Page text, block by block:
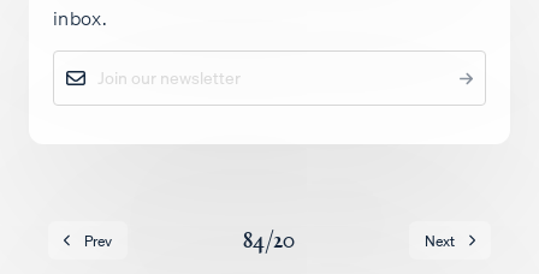
Insights
Policy
Prev 84/20 Next
inbox.